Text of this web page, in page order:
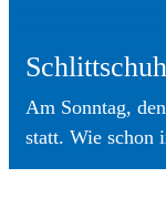
Am Sonntag,
statt. Wie schon